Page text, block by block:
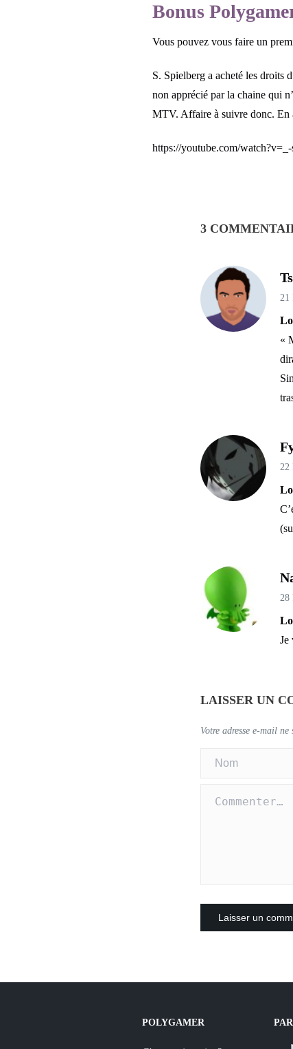
Bonus
Vous pouvez vous faire un
S. Spielberg a acheté les droits
non apprécié par la chaine qui
MTV. Affaire à suivre donc. En
https://youtube.com/
3
21
«
22
28
Je
LAISSER UN
Votre adresse e-mail ne
POLYGAMER